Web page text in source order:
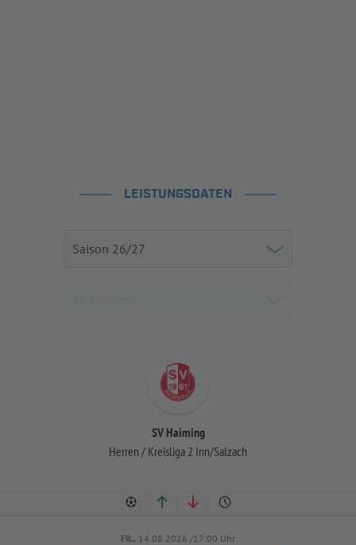
LEISTUNGSDATEN
SV Haiming
Herren / Kreisliga 2 Inn/Salzach
FR.. 14.08.2026 /17:00 Uhr